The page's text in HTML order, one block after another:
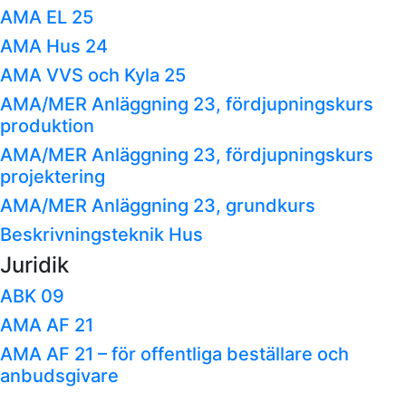
AMA EL 25
AMA Hus 24
AMA VVS och Kyla 25
AMA/MER Anläggning 23, fördjupningskurs
produktion
AMA/MER Anläggning 23, fördjupningskurs
projektering
AMA/MER Anläggning 23, grundkurs
Beskrivningsteknik Hus
Juridik
ABK 09
AMA AF 21
AMA AF 21 – för offentliga beställare och
anbudsgivare